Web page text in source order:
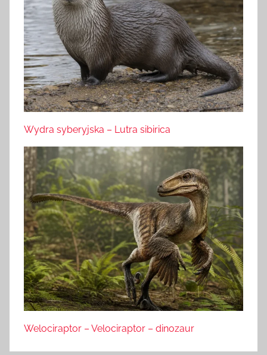
Wydra syberyjska – Lutra sibirica
Welociraptor – Velociraptor – dinozaur